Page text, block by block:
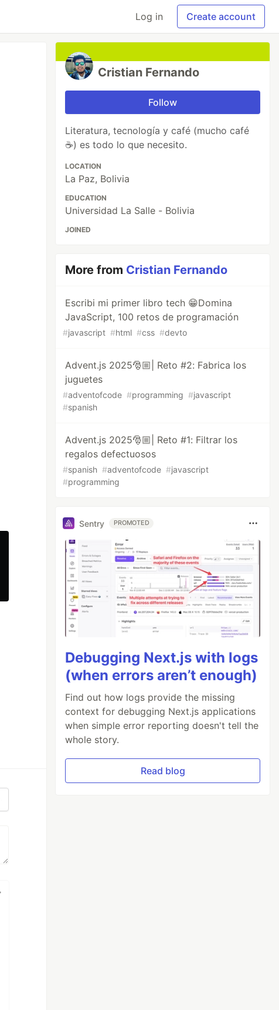
Log in Create account
Cristian Fernando
Follow
Literatura, tecnología y café (mucho café
☕) es todo lo que necesito.
LOCATION
La Paz, Bolivia
EDUCATION
Universidad La Salle - Bolivia
JOINED
More from Cristian Fernando
Escribi mi primer libro tech 😁Domina
JavaScript, 100 retos de programación
#javascript #html #css #devto
Advent.js 2025🎅🏼| Reto #2: Fabrica los
juguetes
#adventofcode #programming #javascript
#spanish
Advent.js 2025🎅🏼| Reto #1: Filtrar los
regalos defectuosos
#spanish #adventofcode #javascript
#programming
Sentry PROMOTED
Debugging Next.js with logs
(when errors aren’t enough)
Find out how logs provide the missing
context for debugging Next.js applications
when simple error reporting doesn't tell the
whole story.
Read blog